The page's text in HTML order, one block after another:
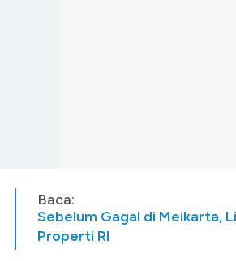
Baca:
Sebelum Gagal di Meikarta,
Properti RI